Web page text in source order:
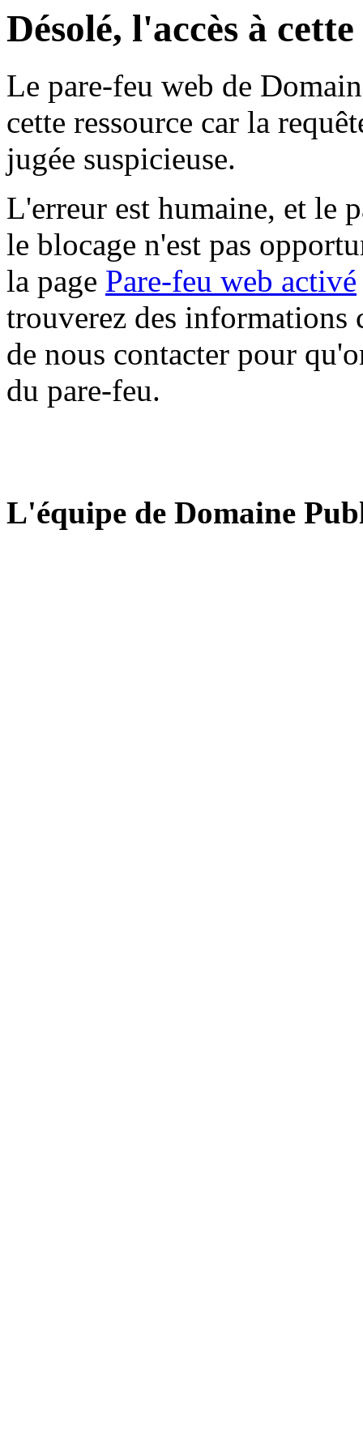
Désolé, l'accès à
Le pare-feu web de
cette ressource car la
jugée suspicieuse.
L'erreur est humaine, et le
le blocage n'est pas
la page Pare-feu web activé
trouverez des informations
de nous contacter pour
du pare-feu.
L'équipe de Domaine